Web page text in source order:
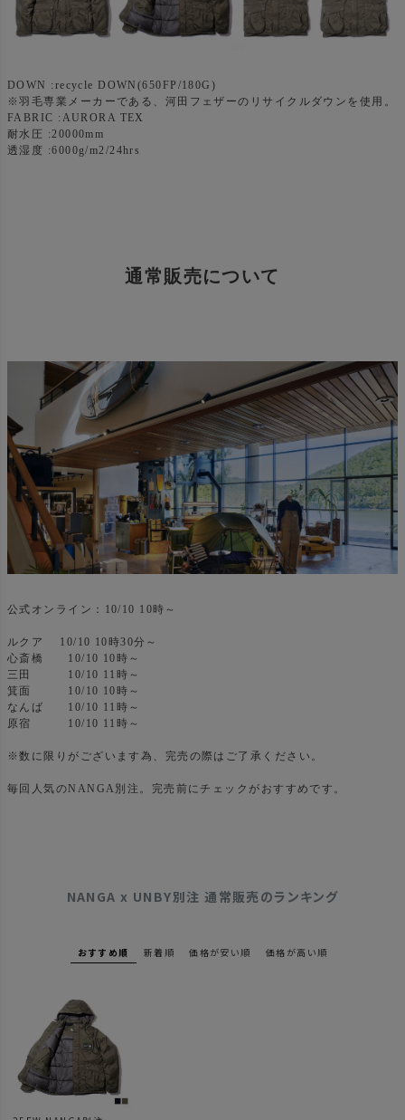
DOWN :recycle DOWN(650FP/180G)
※羽毛専業メーカーである、河田フェザーのリサイクルダウンを使用。
FABRIC :AURORA TEX
耐水圧 :20000mm
透湿度 :6000g/m2/24hrs
通常販売について
公式オンライン：10/10 10時～
ルクア 10/10 10時30分～
心斎橋 10/10 10時～
三田 10/10 11時～
箕面 10/10 10時～
なんば 10/10 11時～
原宿 10/10 11時～
※数に限りがございます為、完売の際はご了承ください。
毎回人気のNANGA別注。完売前にチェックがおすすめです。
NANGA x UNBY別注 通常販売のランキング
おすすめ順 新着順 価格が安い順 価格が高い順